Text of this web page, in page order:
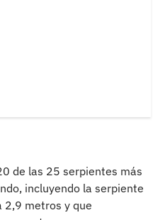
de las 25 serpientes más
incluyendo la serpiente
2,9 metros y que